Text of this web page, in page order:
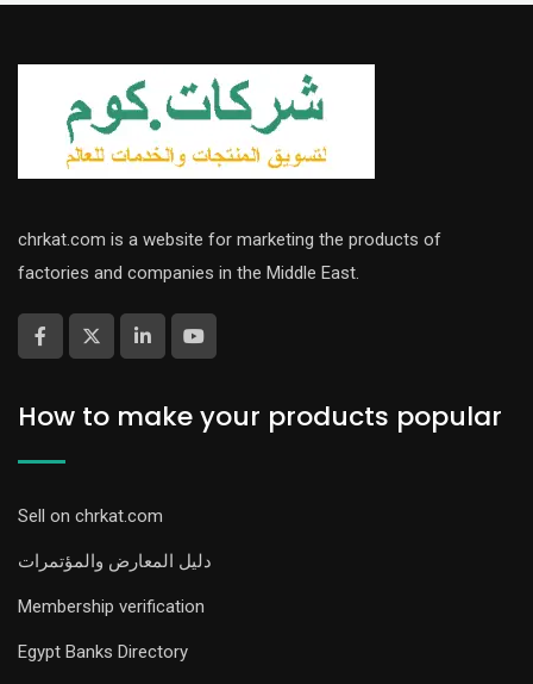
chrkat.com is a website for marketing the products of
factories and companies in the Middle East.
How to make your products popular
Sell on chrkat.com
دليل المعارض والمؤتمرات
Membership verification
Egypt Banks Directory